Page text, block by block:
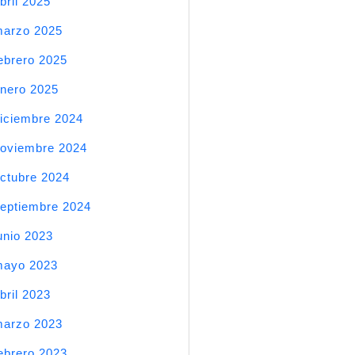
2025
2025
2025
2024
2024
2024
2024
2023
2023
2023
2023